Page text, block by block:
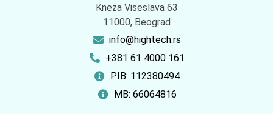
Kneza Viseslava 63
11000, Beograd
info@hightech.rs
+381 61 4000 161
PIB: 112380494
MB: 66064816